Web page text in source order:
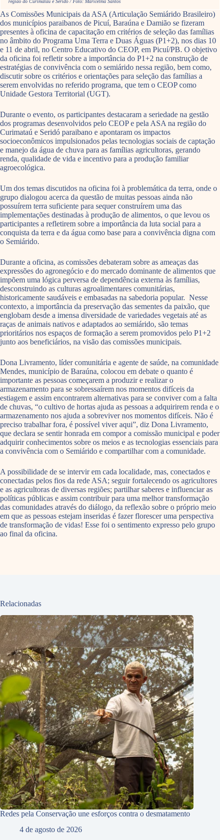
As Comissões Municipais da ASA (Articulação Semiárido Brasileiro)
dos municípios paraibanos de Picuí, Baraúna e Damião se fizeram
presentes à oficina de capacitação em critérios de seleção das famílias
no âmbito do Programa Uma Terra e Duas Águas (P1+2), nos dias 10
e 11 de abril, no Centro Educativo do CEOP, em Picuí/PB. O objetivo
da oficina foi refletir sobre a importância do P1+2 na construção de
estratégias de convivência com o semiárido nessa região, bem como,
discutir sobre os critérios e orientações para seleção das famílias a
serem envolvidas no referido programa, que tem o CEOP como
Unidade Gestora Territorial (UGT).
Durante o evento, os participantes destacaram a seriedade na gestão
dos programas desenvolvidos pelo CEOP e pela ASA na região do
Curimataú e Seridó paraibano e apontaram os impactos
socioeconômicos impulsionados pelas tecnologias sociais de captação
e manejo da água de chuva para as famílias agricultoras, gerando
renda, qualidade de vida e incentivo para a produção familiar
agroecológica.
Um dos temas discutidos na oficina foi à problemática da terra, onde o
grupo dialogou acerca da questão de muitas pessoas ainda não
possuírem terra suficiente para sequer construírem uma das
implementações destinadas à produção de alimentos, o que levou os
participantes a refletirem sobre a importância da luta social para a
conquista da terra e da água como base para a convivência digna com
o Semiárido.
Durante a oficina, as comissões debateram sobre as ameaças das
expressões do agronegócio e do mercado dominante de alimentos que
impõem uma lógica perversa de dependência externa às famílias,
desconstruindo as culturas agroalimentares comunitárias,
historicamente saudáveis e embasadas na sabedoria popular. Nesse
contexto, a importância da preservação das sementes da paixão, que
englobam desde a imensa diversidade de variedades vegetais até as
raças de animais nativos e adaptados ao semiárido, são temas
prioritários nos espaços de formação a serem promovidos pelo P1+2
junto aos beneficiários, na visão das comissões municipais.
Dona Livramento, líder comunitária e agente de saúde, na comunidade
Mendes, município de Baraúna, colocou em debate o quanto é
importante as pessoas começarem a produzir e realizar o
armazenamento para se sobressaírem nos momentos difíceis da
estiagem e assim encontrarem alternativas para se conviver com a falta
de chuvas, “o cultivo de hortas ajuda as pessoas a adquirirem renda e o
armazenamento nos ajuda a sobreviver nos momentos difíceis. Não é
preciso trabalhar fora, é possível viver aqui”, diz Dona Livramento,
que declara se sentir honrada em compor a comissão municipal e poder
adquirir conhecimentos sobre os meios e as tecnologias essenciais para
a convivência com o Semiárido e compartilhar com a comunidade.
A possibilidade de se intervir em cada localidade, mas, conectados e
conectadas pelos fios da rede ASA; seguir fortalecendo os agricultores
e as agricultoras de diversas regiões; partilhar saberes e influenciar as
políticas públicas e assim contribuir para uma melhor transformação
das comunidades através do diálogo, da reflexão sobre o próprio meio
em que as pessoas estejam inseridas é fazer florescer uma perspectiva
de transformação de vidas! Esse foi o sentimento expresso pelo grupo
ao final da oficina.
Relacionadas
Redes pela Conservação une esforços contra o desmatamento
4 de agosto de 2026